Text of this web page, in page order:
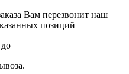
Вам перезвонит наш
позиций